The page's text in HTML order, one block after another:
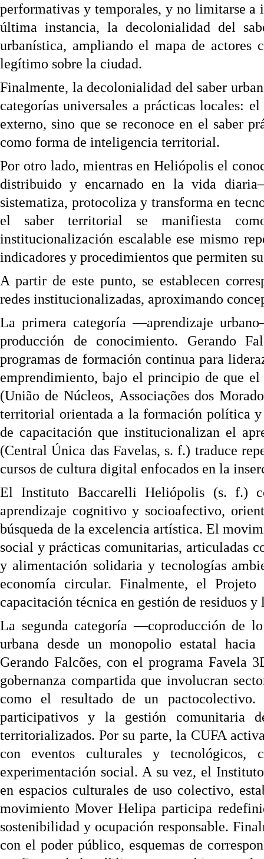
performativas y temporales, y no limitarse a
última instancia, la decolonialidad del
urbanística, ampliando el mapa de actores
legítimo sobre la ciudad.
Finalmente, la decolonialidad del saber
categorías universales a prácticas locales:
externo, sino que se reconoce en el saber
como forma de inteligencia territorial.
Por otro lado, mientras en Heliópolis el
distribuido y encarnado en la vida
sistematiza, protocoliza y transforma en
el saber territorial se manifiesta
institucionalización escalable ese mismo
indicadores y procedimientos que permiten
A partir de este punto, se establecen
redes institucionalizadas, aproximando
La primera categoría —aprendizaje
producción de conocimiento. Gerando
programas de formación continua para
emprendimiento, bajo el principio de que
(União de Núcleos, Associações dos
territorial orientada a la formación política
de capacitación que institucionalizan el
(Central Única das Favelas, s. f.) traduce
cursos de cultura digital enfocados en la
El Instituto Baccarelli Heliópolis (s. f.)
aprendizaje cognitivo y socioafectivo,
búsqueda de la excelencia artística. El
social y prácticas comunitarias, articuladas
y alimentación solidaria y tecnologías
economía circular. Finalmente, el
capacitación técnica en gestión de residuos
La segunda categoría —coproducción de
urbana desde un monopolio estatal
Gerando Falcões, con el programa Favela
gobernanza compartida que involucran
como el resultado de un
participativos y la gestión comunitaria
territorializados. Por su parte, la CUFA
con eventos culturales y tecnológicos,
experimentación social. A su vez, el
en espacios culturales de uso colectivo,
movimiento Mover Helipa participa
sostenibilidad y ocupación responsable.
con el poder público, esquemas de